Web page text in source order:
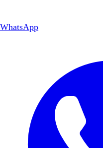
WhatsApp